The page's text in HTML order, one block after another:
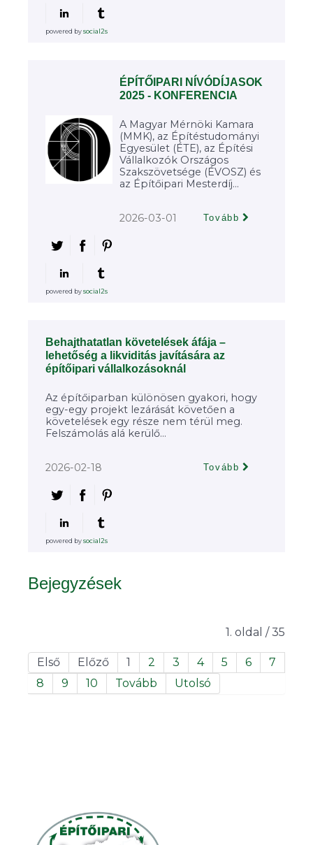
powered bysocial2s
ÉPÍTŐIPARI NÍVÓDÍJASOK
2025 - KONFERENCIA
A Magyar Mérnöki Kamara
(MMK), az Építéstudományi
Egyesület (ÉTE), az Építési
Vállalkozók Országos
Szakszövetsége (ÉVOSZ) és
az Építőipari Mesterdíj...
2026-03-01 Tovább
powered bysocial2s
Behajthatatlan követelések áfája –
lehetőség a likviditás javítására az
építőipari vállalkozásoknál
Az építőiparban különösen gyakori, hogy
egy-egy projekt lezárását követően a
követelések egy része nem térül meg.
Felszámolás alá kerülő...
2026-02-18 Tovább
powered bysocial2s
Bejegyzések
1. oldal / 35
Első Előző 1 2 3 4 5 6
7
8
9 10 Tovább Utolsó